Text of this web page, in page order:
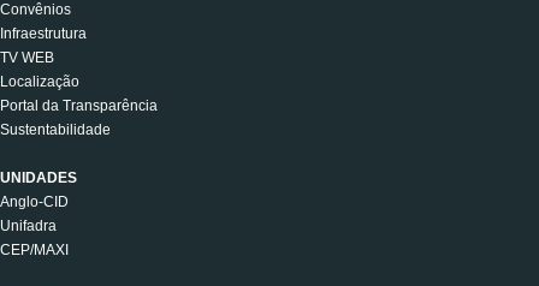
Convênios
Infraestrutura
TV WEB
Localização
Portal da Transparência
Sustentabilidade
UNIDADES
Anglo-CID
Unifadra
CEP/MAXI